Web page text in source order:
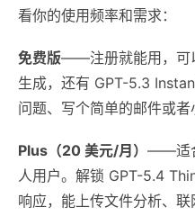
看你的使用频率和需求：
免费版——注册就能用，可
生成，还有 GPT-5.3
问题、写个简单的邮件或者
Plus（20 美元/月） ——适
人用户。解锁 GPT-5.4
响应，能上传文件分析、联